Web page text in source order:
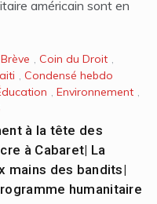
Brève Coin du Droit
, Condensé hebdo
, Environnement ,
à la tête des
à Cabaret| La
mains des bandits|
humanitaire